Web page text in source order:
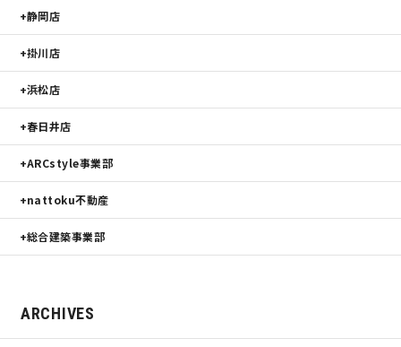
静岡店
掛川店
浜松店
春日井店
ARCstyle事業部
nattoku不動産
総合建築事業部
ARCHIVES